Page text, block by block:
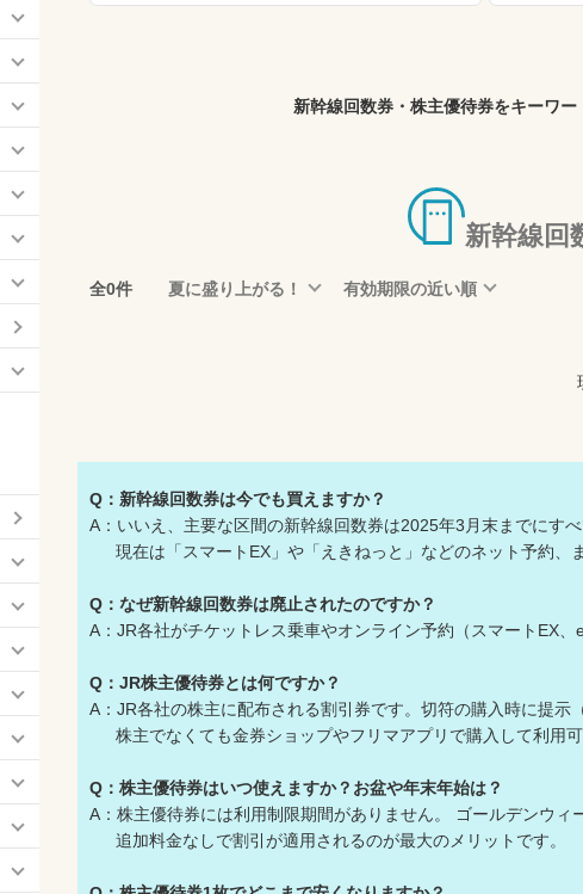
新幹線回数券・株主優待券をキーワー
新幹線回
全0件 夏に盛り上がる！ 有効期限の近い順
Q：新幹線回数券は今でも買えますか？
A：いいえ、主要な区間の新幹線回数券は2025年3月末までにす
現在は「スマートEX」や「えきねっと」などのネット予約、
Q：なぜ新幹線回数券は廃止されたのですか？
A：JR各社がチケットレス乗車やオンライン予約（スマートEX
Q：JR株主優待券とは何ですか？
A：JR各社の株主に配布される割引券です。切符の購入時に提示
株主でなくても金券ショップやフリマアプリで購入して利用可
Q：株主優待券はいつ使えますか？お盆や年末年始は？
A：株主優待券には利用制限期間がありません。 ゴールデンウィ
追加料金なしで割引が適用されるのが最大のメリットです。